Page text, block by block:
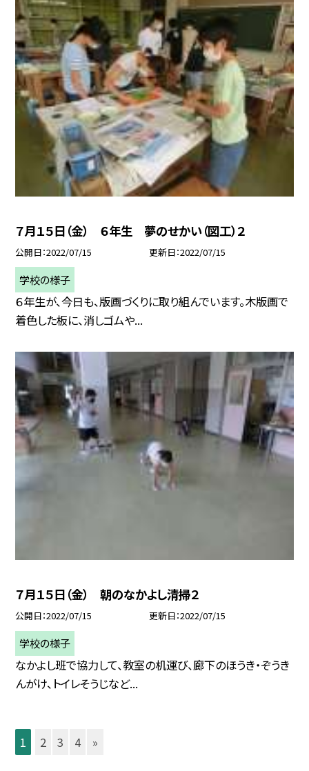
７月１５日（金） ６年生 夢のせかい（図工）２
公開日 2022/07/15 更新日 2022/07/15
学校の様子
６年生が、今日も、版画づくりに取り組んでいます。木版画で
着色した板に、消しゴムや...
７月１５日（金） 朝のなかよし清掃２
公開日 2022/07/15 更新日 2022/07/15
学校の様子
なかよし班で協力して、教室の机運び、廊下のほうき・ぞうき
んがけ、トイレそうじなど...
1 2 3 4 »